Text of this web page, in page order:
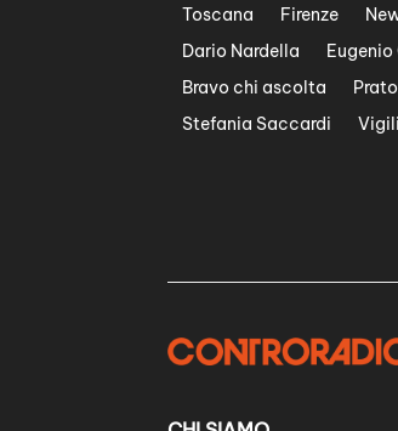
Toscana Firenze
Dario Nardella
Eugenio
Bravo chi ascolta
Prato
Stefania Saccardi